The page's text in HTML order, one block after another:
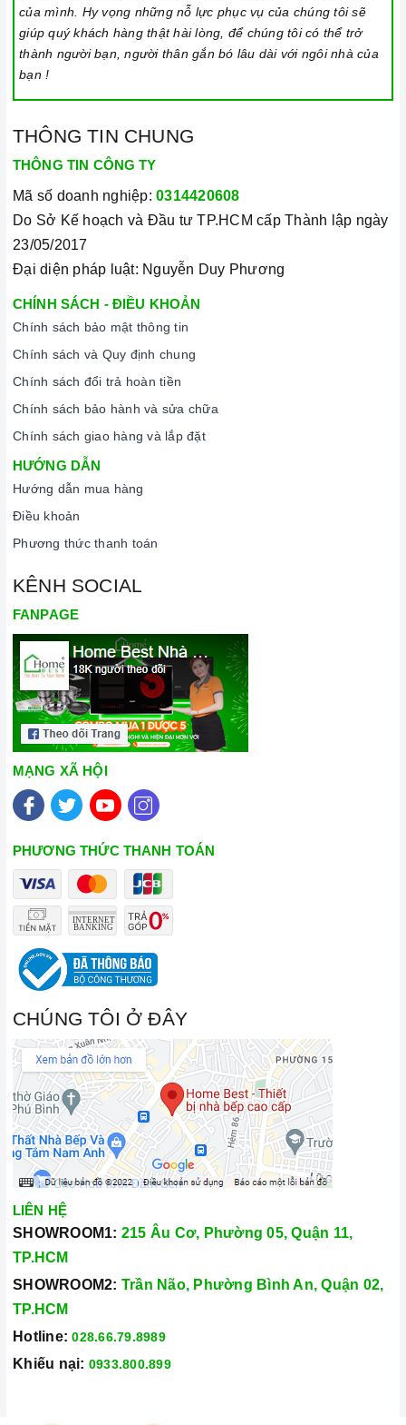
của mình. Hy vọng những nỗ lực phục vụ của chúng tôi sẽ
giúp quý khách hàng thật hài lòng, để chúng tôi có thể trở
thành người bạn, người thân gắn bó lâu dài với ngôi nhà của
bạn !
THÔNG TIN CHUNG
THÔNG TIN CÔNG TY
Mã số doanh nghiệp: 0314420608
Do Sở Kế hoạch và Đầu tư TP.HCM cấp Thành lập ngày
23/05/2017
Đại diện pháp luật: Nguyễn Duy Phương
CHÍNH SÁCH - ĐIỀU KHOẢN
Chính sách bảo mật thông tin
Chính sách và Quy định chung
Chính sách đổi trả hoàn tiền
Chính sách bảo hành và sửa chữa
Chính sách giao hàng và lắp đặt
HƯỚNG DẪN
Hướng dẫn mua hàng
Điều khoản
Phương thức thanh toán
KÊNH SOCIAL
FANPAGE
MẠNG XÃ HỘI
PHƯƠNG THỨC THANH TOÁN
CHÚNG TÔI Ở ĐÂY
LIÊN HỆ
SHOWROOM1: 215 Âu Cơ, Phường 05, Quận 11,
TP.HCM
SHOWROOM2: Trần Não, Phường Bình An, Quận 02,
TP.HCM
Hotline: 028.66.79.8989
Khiếu nại: 0933.800.899